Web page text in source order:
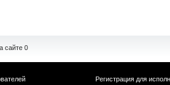
сайте 0
Регистрация для